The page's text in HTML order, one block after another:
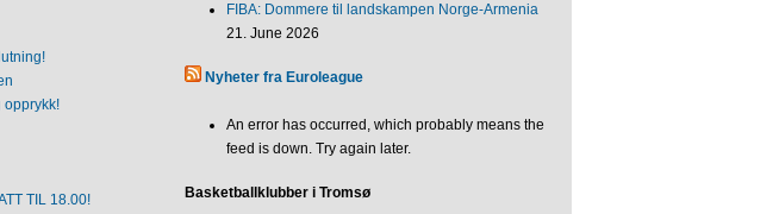
opprykk!
TIL 18.00!
FIBA: Dommere til landskampen Norge-Armenia
21. June 2026
Nyheter fra Euroleague
An error has occurred, which probably means the
feed is down. Try again later.
Basketballklubber i Tromsø